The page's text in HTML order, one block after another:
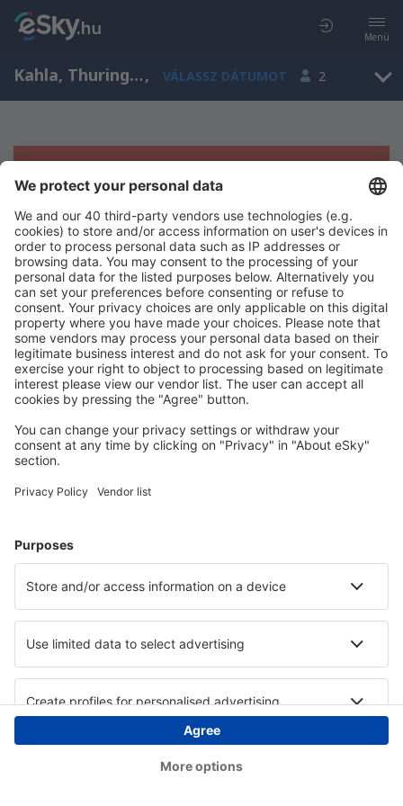
Menü
Kahla, Thuringia, Németország, VÁLASSZ DÁTUMOT 2
Sajnos semmilyen eredménnyel nem
szolgálhatunk.
Próbáld meg még egyszer más kritériumot kiválasztva
Copyright © eSky.hu Minden jog fenntartva.